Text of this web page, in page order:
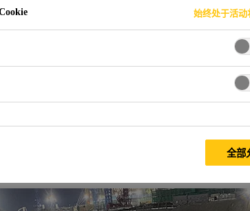
始终处于活动
全部